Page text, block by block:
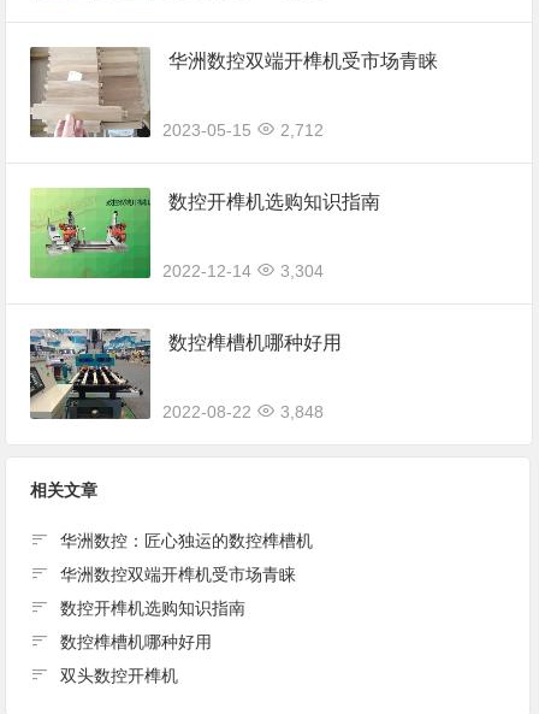
华洲数控双端开榫机受市场青睐
2023-05-15 2,712
数控开榫机选购知识指南
2022-12-14 3,304
数控榫槽机哪种好用
2022-08-22 3,848
相关文章
华洲数控：匠心独运的数控榫槽机
华洲数控双端开榫机受市场青睐
数控开榫机选购知识指南
数控榫槽机哪种好用
双头数控开榫机